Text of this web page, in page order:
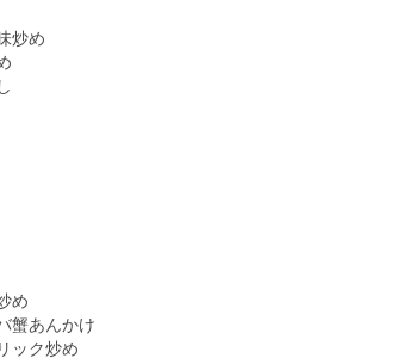
炒め
黒豆ソース炒め
野菜の塩味炒め
バ蟹あんかけ
ガーリック炒め